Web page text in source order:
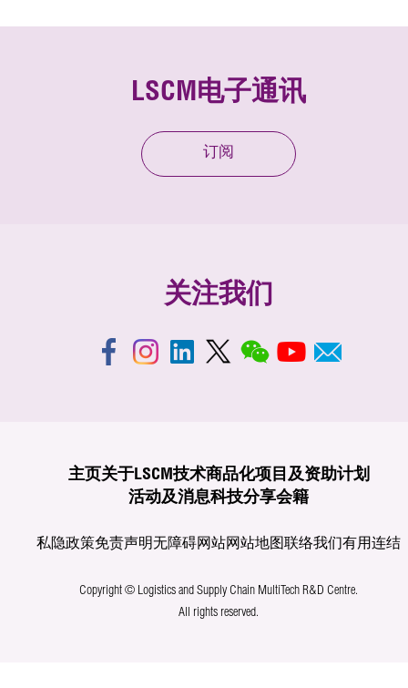
LSCM电子通讯
订阅
关注我们
主页关于LSCM技术商品化项目及资助计划
活动及消息科技分享会籍
私隐政策免责声明无障碍网站网站地图联络我们有用连结
Copyright © Logistics and Supply Chain MultiTech R&D Centre.
All rights reserved.